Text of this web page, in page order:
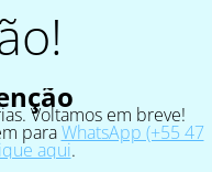
Voltamos em breve!
paraWhatsApp (+55 47
aqui.